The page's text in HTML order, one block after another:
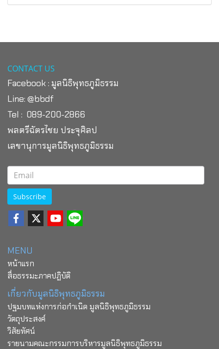
CONTACT US
Facebook : มูลนิธิพุทธภูมิธรรม
Line: @bbdf
Tel : 089-200-2866
พลตรีฉัตรไชย ประจุศิลป
เลขานุการมูลนิธิพุทธภูมิธรรม
Subscribe
MENU
หน้าแรก
สื่อธรรมะภาคปฏิบัติ
เกี่ยวกับมูลนิธิพุทธภูมิธรรม
ปฐมบทแห่งการก่อกำเนิด มูลนิธิพุทธภูมิธรรม
วัตถุประสงค์
วิสัยทัศน์
รายนามคณะกรรมการบริหารมูลนิธิพุทธภูมิธรรม